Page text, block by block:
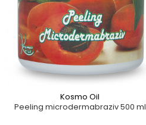
Kosmo Oil
Peeling microdermabraziv 500 ml